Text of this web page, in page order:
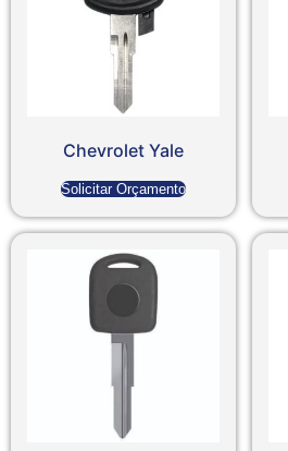
Chevrolet Yale
Solicitar Orçamento